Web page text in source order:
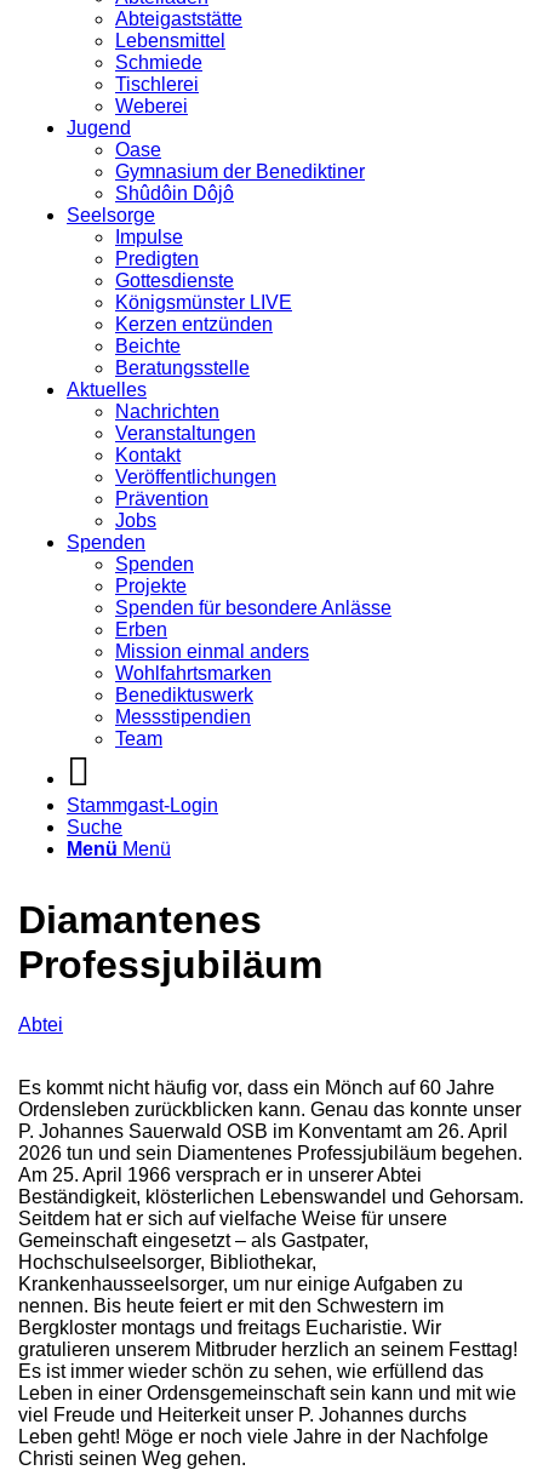
Abteigaststätte
Lebensmittel
Schmiede
Tischlerei
Weberei
Jugend
Oase
Gymnasium der Benediktiner
Shûdôin Dôjô
Seelsorge
Impulse
Predigten
Gottesdienste
Königsmünster LIVE
Kerzen entzünden
Beichte
Beratungsstelle
Aktuelles
Nachrichten
Veranstaltungen
Kontakt
Veröffentlichungen
Prävention
Jobs
Spenden
Spenden
Projekte
Spenden für besondere Anlässe
Erben
Mission einmal anders
Wohlfahrtsmarken
Benediktuswerk
Messstipendien
Team
Stammgast-Login
Suche
Menü Menü
Diamantenes
Professjubiläum
Abtei
Es kommt nicht häufig vor, dass ein Mönch auf 60 Jahre
Ordensleben zurückblicken kann. Genau das konnte unser
P. Johannes Sauerwald OSB im Konventamt am 26. April
2026 tun und sein Diamentenes Professjubiläum begehen.
Am 25. April 1966 versprach er in unserer Abtei
Beständigkeit, klösterlichen Lebenswandel und Gehorsam.
Seitdem hat er sich auf vielfache Weise für unsere
Gemeinschaft eingesetzt – als Gastpater,
Hochschulseelsorger, Bibliothekar,
Krankenhausseelsorger, um nur einige Aufgaben zu
nennen. Bis heute feiert er mit den Schwestern im
Bergkloster montags und freitags Eucharistie. Wir
gratulieren unserem Mitbruder herzlich an seinem Festtag!
Es ist immer wieder schön zu sehen, wie erfüllend das
Leben in einer Ordensgemeinschaft sein kann und mit wie
viel Freude und Heiterkeit unser P. Johannes durchs
Leben geht! Möge er noch viele Jahre in der Nachfolge
Christi seinen Weg gehen.